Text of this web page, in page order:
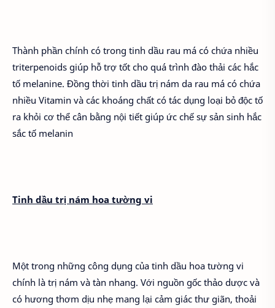
Thành phần chính có trong tinh dầu rau má có chứa nhiều
triterpenoids giúp hỗ trợ tốt cho quá trình đào thải các hắc
tố melanine. Đồng thời tinh dầu trị nám da rau má có chứa
nhiều Vitamin và các khoáng chất có tác dụng loại bỏ độc tố
ra khỏi cơ thể cân bằng nội tiết giúp ức chế sự sản sinh hắc
sắc tố melanin
Tinh dầu trị nám hoa tường vi
Một trong những công dụng của tinh dầu hoa tường vi
chính là trị nám và tàn nhang. Với nguồn gốc thảo dược và
có hương thơm dịu nhẹ mang lại cảm giác thư giãn, thoải